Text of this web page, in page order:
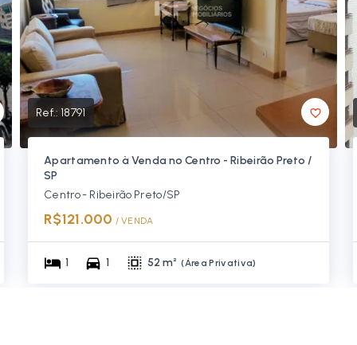
Ref.: 18791
Apartamento à Venda no Centro - Ribeirão Preto /
SP
Centro - Ribeirão Preto/SP
R$121.000 / VENDA
1 1 52 m² (Área Privativa)